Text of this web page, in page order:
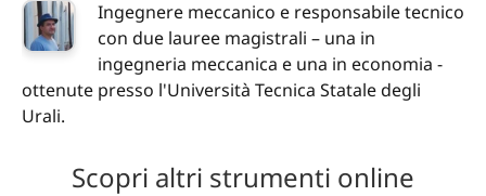
Ingegnere meccanico e responsabile tecnico
con due lauree magistrali – una in
ingegneria meccanica e una in economia -
ottenute presso l'Università Tecnica Statale degli
Urali.
Scopri altri strumenti online